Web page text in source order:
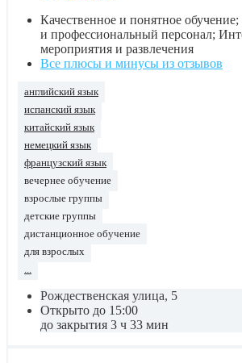
Качественное и понятное
и профессиональный персонал;
мероприятия и развлечения
Все плюсы и минусы из отзывов
английский язык
испанский язык
китайский язык
немецкий язык
французский язык
вечернее обучение
взрослые группы
детские группы
дистанционное обучение
для взрослых
...
Рождественская улица, 5
Открыто до 15:00
до закрытия 3 ч 33 мин